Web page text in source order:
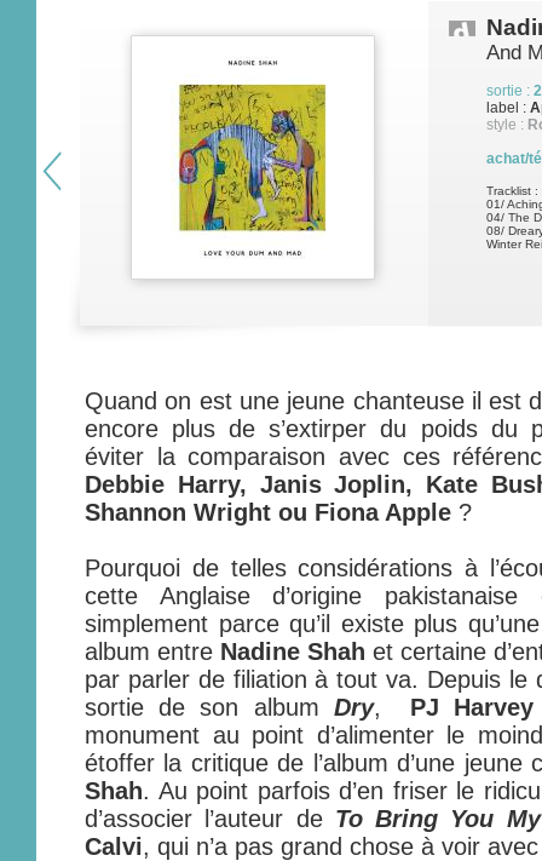
And
sortie :
label :
style :
achat/
Tracklist :
01/
04/ The
08/
Winter
Quand on est une jeune chanteuse il est
encore plus de s’extirper du poids du
éviter la comparaison avec ces
Debbie Harry, Janis Joplin, Kate
Shannon Wright ou Fiona Apple ?
Pourquoi de telles considérations à
cette Anglaise d’origine
simplement parce qu’il existe plus
album entre Nadine Shah et certaine
par parler de filiation à tout va. Depuis le
sortie de son album Dry, PJ Harvey
monument au point d’alimenter le
étoffer la critique de l’album d’une
Shah. Au point parfois d’en friser le
d’associer l’auteur de To Bring You
Calvi, qui n’a pas grand chose à voir